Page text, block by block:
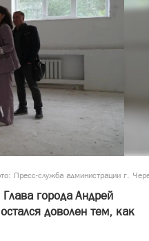
Пресс-служба администрации г.
города Андрей
доволен тем, как